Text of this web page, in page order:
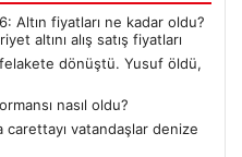
Altın fiyatları ne kadar oldu?
altını alış satış fiyatları
felakete dönüştü. Yusuf öldü,
nasıl oldu?
carettayı vatandaşlar denize